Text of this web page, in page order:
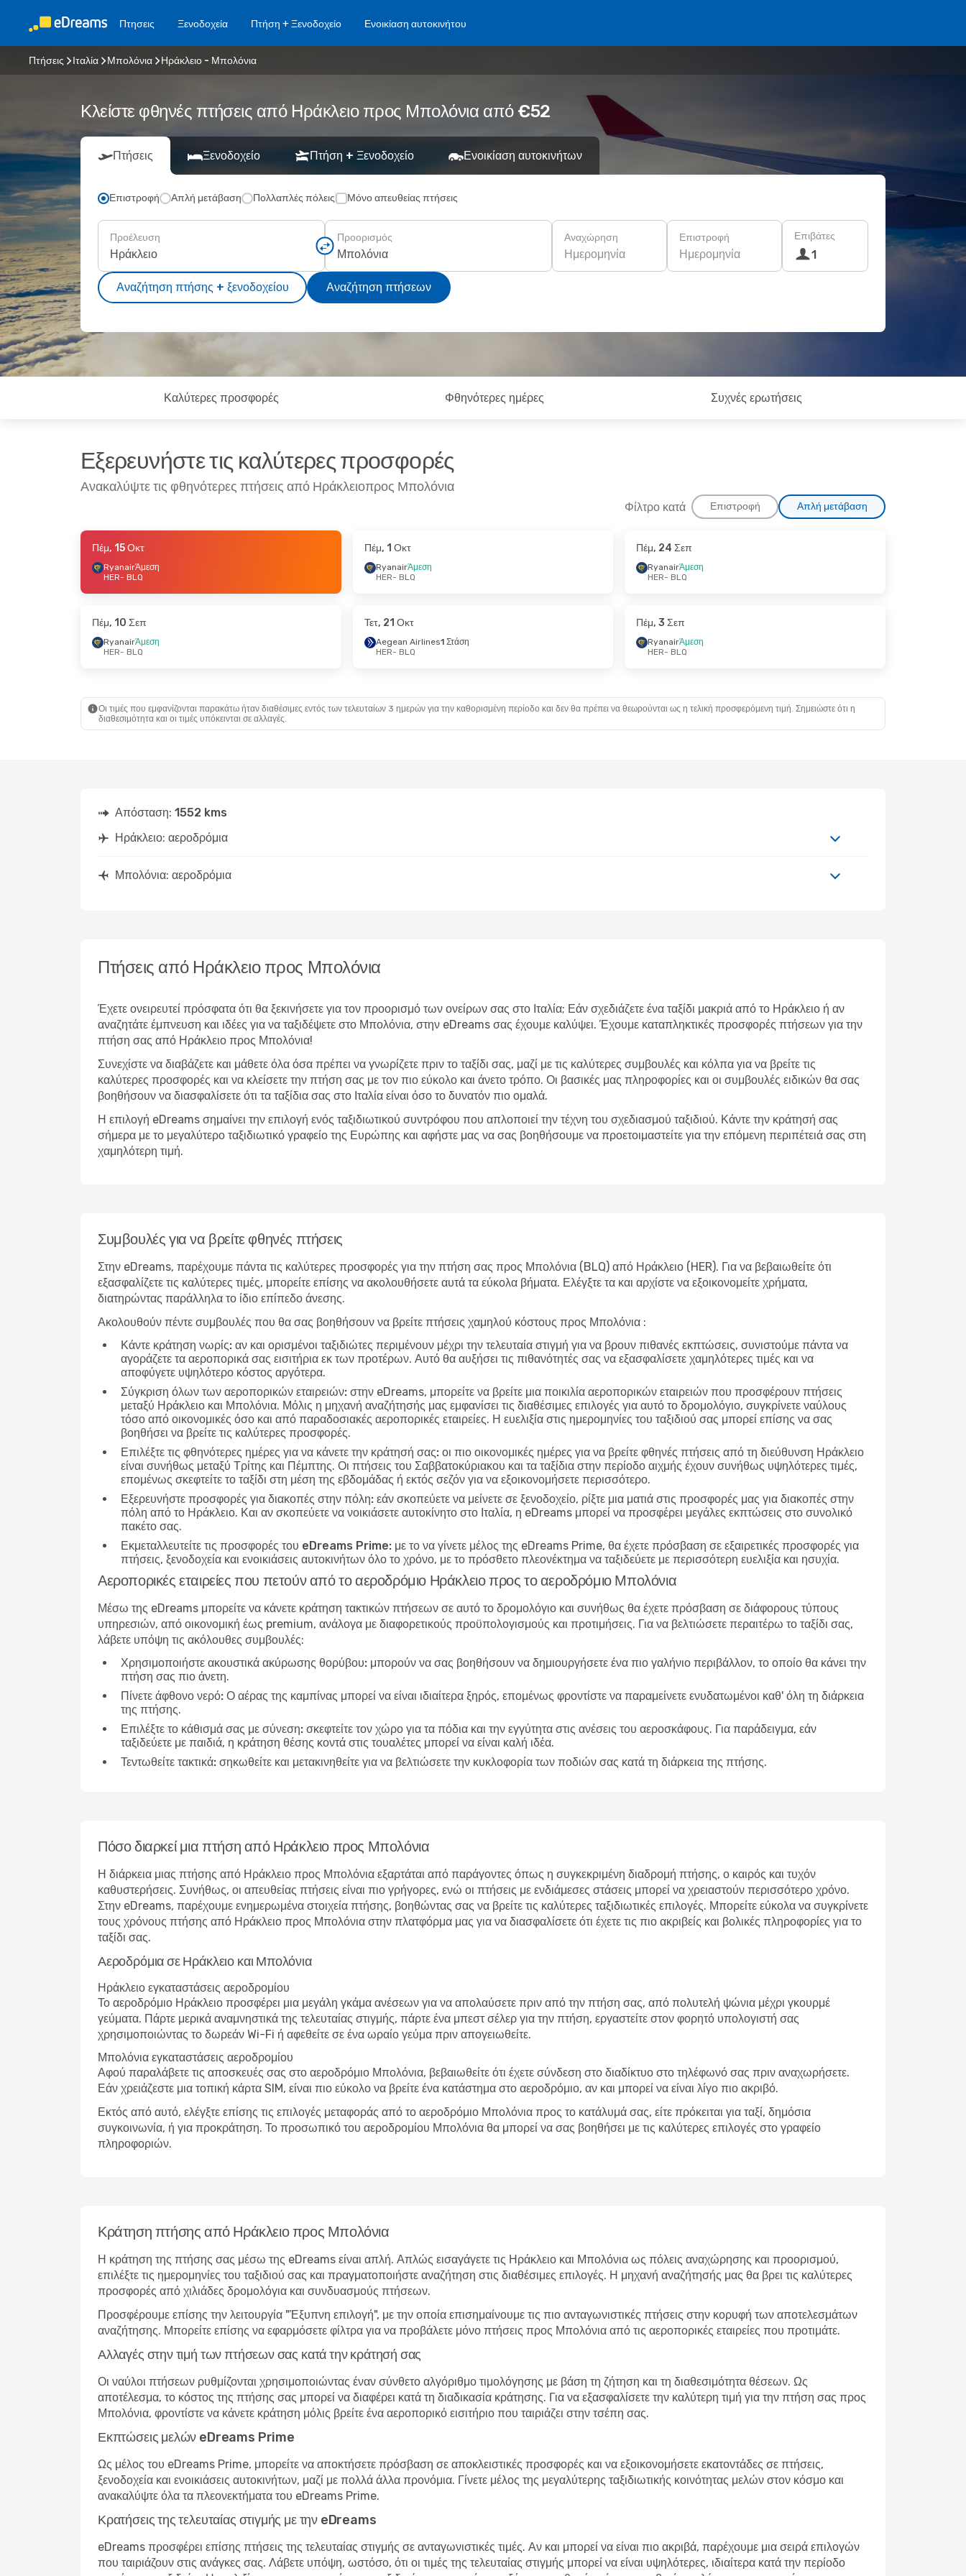
Πτησεις Ξενοδοχεία Πτήση + Ξενοδοχείο Ενοικίαση αυτοκινήτου
Πτήσεις Ιταλία Μπολόνια Ηράκλειο - Μπολόνια
Κλείστε φθηνές πτήσεις από Ηράκλειο προς Μπολόνια από €52
Πτήσεις Ξενοδοχείο Πτήση + Ξενοδοχείο Ενοικίαση αυτοκινήτων
Επιστροφή Απλή μετάβαση Πολλαπλές πόλεις Μόνο απευθείας πτήσεις
Προέλευση Προορισμός Αναχώρηση
Ημερομηνία
Επιστροφή
Ημερομηνία
Επιβάτες
1
Αναζήτηση πτήσης + ξενοδοχείου Αναζήτηση πτήσεων
Καλύτερες προσφορές Φθηνότερες ημέρες Συχνές ερωτήσεις
Εξερευνήστε τις καλύτερες προσφορές
Ανακαλύψτε τις φθηνότερες πτήσεις από Ηράκλειοπρος Μπολόνια
Φίλτρο κατά Επιστροφή Απλή μετάβαση
- Πέμ, 22 Οκτ - Σάβ, 24 Οκτ
- Πέμ, 24 Σεπ
1 Στάση
BLQ
BLQ
- HER
Πέμ, 15 Οκτ
RyanairΆμεση
HER- BLQ
Πέμ, 1 Οκτ
RyanairΆμεση
HER- BLQ
Πέμ, 24 Σεπ
RyanairΆμεση
HER- BLQ
Πέμ, 10 Σεπ
RyanairΆμεση
HER- BLQ
Τετ, 21 Οκτ
Aegean Airlines1 Στάση
HER- BLQ
Πέμ, 3 Σεπ
RyanairΆμεση
HER- BLQ
Οι τιμές που εμφανίζονται παρακάτω ήταν διαθέσιμες εντός των τελευταίων 3 ημερών για την καθορισμένη περίοδο και δεν θα πρέπει να θεωρούνται ως η τελική προσφερόμενη τιμή. Σημειώστε ότι η
διαθεσιμότητα και οι τιμές υπόκεινται σε αλλαγές.
Απόσταση: 1552 kms
Ηράκλειο: αεροδρόμια
Μπολόνια: αεροδρόμια
Πτήσεις από Ηράκλειο προς Μπολόνια
Έχετε ονειρευτεί πρόσφατα ότι θα ξεκινήσετε για τον προορισμό των ονείρων σας στο Ιταλία; Εάν σχεδιάζετε ένα ταξίδι μακριά από το Ηράκλειο ή αν
αναζητάτε έμπνευση και ιδέες για να ταξιδέψετε στο Μπολόνια, στην eDreams σας έχουμε καλύψει. Έχουμε καταπληκτικές προσφορές πτήσεων για την
πτήση σας από Ηράκλειο προς Μπολόνια!
Συνεχίστε να διαβάζετε και μάθετε όλα όσα πρέπει να γνωρίζετε πριν το ταξίδι σας, μαζί με τις καλύτερες συμβουλές και κόλπα για να βρείτε τις
καλύτερες προσφορές και να κλείσετε την πτήση σας με τον πιο εύκολο και άνετο τρόπο. Οι βασικές μας πληροφορίες και οι συμβουλές ειδικών θα σας
βοηθήσουν να διασφαλίσετε ότι τα ταξίδια σας στο Ιταλία είναι όσο το δυνατόν πιο ομαλά.
Η επιλογή eDreams σημαίνει την επιλογή ενός ταξιδιωτικού συντρόφου που απλοποιεί την τέχνη του σχεδιασμού ταξιδιού. Κάντε την κράτησή σας
σήμερα με το μεγαλύτερο ταξιδιωτικό γραφείο της Ευρώπης και αφήστε μας να σας βοηθήσουμε να προετοιμαστείτε για την επόμενη περιπέτειά σας στη
χαμηλότερη τιμή.
Συμβουλές για να βρείτε φθηνές πτήσεις
Στην eDreams, παρέχουμε πάντα τις καλύτερες προσφορές για την πτήση σας προς Μπολόνια (BLQ) από Ηράκλειο (HER). Για να βεβαιωθείτε ότι
εξασφαλίζετε τις καλύτερες τιμές, μπορείτε επίσης να ακολουθήσετε αυτά τα εύκολα βήματα. Ελέγξτε τα και αρχίστε να εξοικονομείτε χρήματα,
διατηρώντας παράλληλα το ίδιο επίπεδο άνεσης.
Ακολουθούν πέντε συμβουλές που θα σας βοηθήσουν να βρείτε πτήσεις χαμηλού κόστους προς Μπολόνια :
Κάντε κράτηση νωρίς: αν και ορισμένοι ταξιδιώτες περιμένουν μέχρι την τελευταία στιγμή για να βρουν πιθανές εκπτώσεις, συνιστούμε πάντα να
αγοράζετε τα αεροπορικά σας εισιτήρια εκ των προτέρων. Αυτό θα αυξήσει τις πιθανότητές σας να εξασφαλίσετε χαμηλότερες τιμές και να
αποφύγετε υψηλότερο κόστος αργότερα.
Σύγκριση όλων των αεροπορικών εταιρειών: στην eDreams, μπορείτε να βρείτε μια ποικιλία αεροπορικών εταιρειών που προσφέρουν πτήσεις
μεταξύ Ηράκλειο και Μπολόνια. Μόλις η μηχανή αναζήτησής μας εμφανίσει τις διαθέσιμες επιλογές για αυτό το δρομολόγιο, συγκρίνετε ναύλους
τόσο από οικονομικές όσο και από παραδοσιακές αεροπορικές εταιρείες. Η ευελιξία στις ημερομηνίες του ταξιδιού σας μπορεί επίσης να σας
βοηθήσει να βρείτε τις καλύτερες προσφορές.
Επιλέξτε τις φθηνότερες ημέρες για να κάνετε την κράτησή σας: οι πιο οικονομικές ημέρες για να βρείτε φθηνές πτήσεις από τη διεύθυνση Ηράκλειο
είναι συνήθως μεταξύ Τρίτης και Πέμπτης. Οι πτήσεις του Σαββατοκύριακου και τα ταξίδια στην περίοδο αιχμής έχουν συνήθως υψηλότερες τιμές,
επομένως σκεφτείτε το ταξίδι στη μέση της εβδομάδας ή εκτός σεζόν για να εξοικονομήσετε περισσότερο.
Εξερευνήστε προσφορές για διακοπές στην πόλη: εάν σκοπεύετε να μείνετε σε ξενοδοχείο, ρίξτε μια ματιά στις προσφορές μας για διακοπές στην
πόλη από το Ηράκλειο. Και αν σκοπεύετε να νοικιάσετε αυτοκίνητο στο Ιταλία, η eDreams μπορεί να προσφέρει μεγάλες εκπτώσεις στο συνολικό
πακέτο σας.
Εκμεταλλευτείτε τις προσφορές του eDreams Prime: με το να γίνετε μέλος της eDreams Prime, θα έχετε πρόσβαση σε εξαιρετικές προσφορές για
πτήσεις, ξενοδοχεία και ενοικιάσεις αυτοκινήτων όλο το χρόνο, με το πρόσθετο πλεονέκτημα να ταξιδεύετε με περισσότερη ευελιξία και ησυχία.
Αεροπορικές εταιρείες που πετούν από το αεροδρόμιο Ηράκλειο προς το αεροδρόμιο Μπολόνια
Μέσω της eDreams μπορείτε να κάνετε κράτηση τακτικών πτήσεων σε αυτό το δρομολόγιο και συνήθως θα έχετε πρόσβαση σε διάφορους τύπους
υπηρεσιών, από οικονομική έως premium, ανάλογα με διαφορετικούς προϋπολογισμούς και προτιμήσεις. Για να βελτιώσετε περαιτέρω το ταξίδι σας,
λάβετε υπόψη τις ακόλουθες συμβουλές:
Χρησιμοποιήστε ακουστικά ακύρωσης θορύβου: μπορούν να σας βοηθήσουν να δημιουργήσετε ένα πιο γαλήνιο περιβάλλον, το οποίο θα κάνει την
πτήση σας πιο άνετη.
Πίνετε άφθονο νερό: Ο αέρας της καμπίνας μπορεί να είναι ιδιαίτερα ξηρός, επομένως φροντίστε να παραμείνετε ενυδατωμένοι καθ' όλη τη διάρκεια
της πτήσης.
Επιλέξτε το κάθισμά σας με σύνεση: σκεφτείτε τον χώρο για τα πόδια και την εγγύτητα στις ανέσεις του αεροσκάφους. Για παράδειγμα, εάν
ταξιδεύετε με παιδιά, η κράτηση θέσης κοντά στις τουαλέτες μπορεί να είναι καλή ιδέα.
Τεντωθείτε τακτικά: σηκωθείτε και μετακινηθείτε για να βελτιώσετε την κυκλοφορία των ποδιών σας κατά τη διάρκεια της πτήσης.
Πόσο διαρκεί μια πτήση από Ηράκλειο προς Μπολόνια
Η διάρκεια μιας πτήσης από Ηράκλειο προς Μπολόνια εξαρτάται από παράγοντες όπως η συγκεκριμένη διαδρομή πτήσης, ο καιρός και τυχόν
καθυστερήσεις. Συνήθως, οι απευθείας πτήσεις είναι πιο γρήγορες, ενώ οι πτήσεις με ενδιάμεσες στάσεις μπορεί να χρειαστούν περισσότερο χρόνο.
Στην eDreams, παρέχουμε ενημερωμένα στοιχεία πτήσης, βοηθώντας σας να βρείτε τις καλύτερες ταξιδιωτικές επιλογές. Μπορείτε εύκολα να συγκρίνετε
τους χρόνους πτήσης από Ηράκλειο προς Μπολόνια στην πλατφόρμα μας για να διασφαλίσετε ότι έχετε τις πιο ακριβείς και βολικές πληροφορίες για το
ταξίδι σας.
Αεροδρόμια σε Ηράκλειο και Μπολόνια
Ηράκλειο εγκαταστάσεις αεροδρομίου
Το αεροδρόμιο Ηράκλειο προσφέρει μια μεγάλη γκάμα ανέσεων για να απολαύσετε πριν από την πτήση σας, από πολυτελή ψώνια μέχρι γκουρμέ
γεύματα. Πάρτε μερικά αναμνηστικά της τελευταίας στιγμής, πάρτε ένα μπεστ σέλερ για την πτήση, εργαστείτε στον φορητό υπολογιστή σας
χρησιμοποιώντας το δωρεάν Wi-Fi ή αφεθείτε σε ένα ωραίο γεύμα πριν απογειωθείτε.
Μπολόνια εγκαταστάσεις αεροδρομίου
Αφού παραλάβετε τις αποσκευές σας στο αεροδρόμιο Μπολόνια, βεβαιωθείτε ότι έχετε σύνδεση στο διαδίκτυο στο τηλέφωνό σας πριν αναχωρήσετε.
Εάν χρειάζεστε μια τοπική κάρτα SIM, είναι πιο εύκολο να βρείτε ένα κατάστημα στο αεροδρόμιο, αν και μπορεί να είναι λίγο πιο ακριβό.
Εκτός από αυτό, ελέγξτε επίσης τις επιλογές μεταφοράς από το αεροδρόμιο Μπολόνια προς το κατάλυμά σας, είτε πρόκειται για ταξί, δημόσια
συγκοινωνία, ή για προκράτηση. Το προσωπικό του αεροδρομίου Μπολόνια θα μπορεί να σας βοηθήσει με τις καλύτερες επιλογές στο γραφείο
πληροφοριών.
Κράτηση πτήσης από Ηράκλειο προς Μπολόνια
Η κράτηση της πτήσης σας μέσω της eDreams είναι απλή. Απλώς εισαγάγετε τις Ηράκλειο και Μπολόνια ως πόλεις αναχώρησης και προορισμού,
επιλέξτε τις ημερομηνίες του ταξιδιού σας και πραγματοποιήστε αναζήτηση στις διαθέσιμες επιλογές. Η μηχανή αναζήτησής μας θα βρει τις καλύτερες
προσφορές από χιλιάδες δρομολόγια και συνδυασμούς πτήσεων.
Προσφέρουμε επίσης την λειτουργία "Έξυπνη επιλογή", με την οποία επισημαίνουμε τις πιο ανταγωνιστικές πτήσεις στην κορυφή των αποτελεσμάτων
αναζήτησης. Μπορείτε επίσης να εφαρμόσετε φίλτρα για να προβάλετε μόνο πτήσεις προς Μπολόνια από τις αεροπορικές εταιρείες που προτιμάτε.
Αλλαγές στην τιμή των πτήσεων σας κατά την κράτησή σας
Οι ναύλοι πτήσεων ρυθμίζονται χρησιμοποιώντας έναν σύνθετο αλγόριθμο τιμολόγησης με βάση τη ζήτηση και τη διαθεσιμότητα θέσεων. Ως
αποτέλεσμα, το κόστος της πτήσης σας μπορεί να διαφέρει κατά τη διαδικασία κράτησης. Για να εξασφαλίσετε την καλύτερη τιμή για την πτήση σας προς
Μπολόνια, φροντίστε να κάνετε κράτηση μόλις βρείτε ένα αεροπορικό εισιτήριο που ταιριάζει στην τσέπη σας.
Εκπτώσεις μελών eDreams Prime
Ως μέλος του eDreams Prime, μπορείτε να αποκτήσετε πρόσβαση σε αποκλειστικές προσφορές και να εξοικονομήσετε εκατοντάδες σε πτήσεις,
ξενοδοχεία και ενοικιάσεις αυτοκινήτων, μαζί με πολλά άλλα προνόμια. Γίνετε μέλος της μεγαλύτερης ταξιδιωτικής κοινότητας μελών στον κόσμο και
ανακαλύψτε όλα τα πλεονεκτήματα του eDreams Prime.
Κρατήσεις της τελευταίας στιγμής με την eDreams
eDreams προσφέρει επίσης πτήσεις της τελευταίας στιγμής σε ανταγωνιστικές τιμές. Αν και μπορεί να είναι πιο ακριβά, παρέχουμε μια σειρά επιλογών
που ταιριάζουν στις ανάγκες σας. Λάβετε υπόψη, ωστόσο, ότι οι τιμές της τελευταίας στιγμής μπορεί να είναι υψηλότερες, ιδιαίτερα κατά την περίοδο